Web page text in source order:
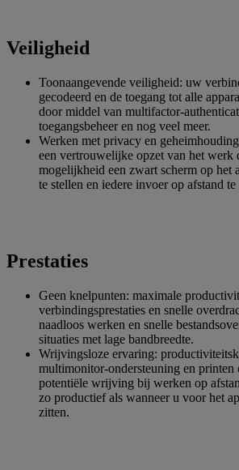
Veiligheid
Toonaangevende veiligheid: uw
gecodeerd en de toegang tot alle
door middel van multifactor-
toegangsbeheer en nog veel meer.
Werken met privacy en
een vertrouwelijke opzet van het werk
mogelijkheid een zwart scherm op het
te stellen en iedere invoer op afstand
Prestaties
Geen knelpunten: maximale
verbindingsprestaties en snelle
naadloos werken en snelle
situaties met lage bandbreedte.
Wrijvingsloze ervaring:
multimonitor-ondersteuning en printen
potentiële wrijving bij werken op
zo productief als wanneer u voor het
zitten.